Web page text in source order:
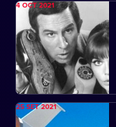
4 OCT 2021
25 SET 2021